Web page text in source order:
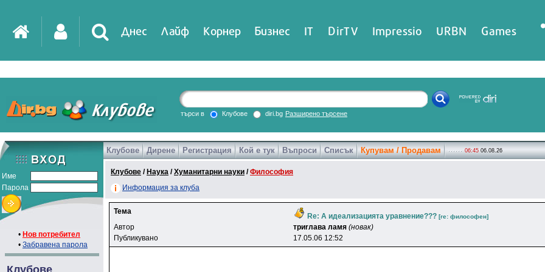
Днес Лайф Корнер Бизнес IT DirTV Impressio URBN Games
търси в Клубове diri.bg Разширено търсене
Име
Парола
• Нов потребител
• Забравена парола
Клубове
Клубове Дирене Регистрация Кой е тук Въпроси Списък Купувам / Продавам 06:45 06.08.26
Клубове / Наука /Хуманитарни науки /Философия
Информация за клуба
Тема
Re: А идеализацията уравнение??? [re: филocoфeн]
Автор тpиrлaвa лaмя (новак)
Публикувано
17.05.06 12:52